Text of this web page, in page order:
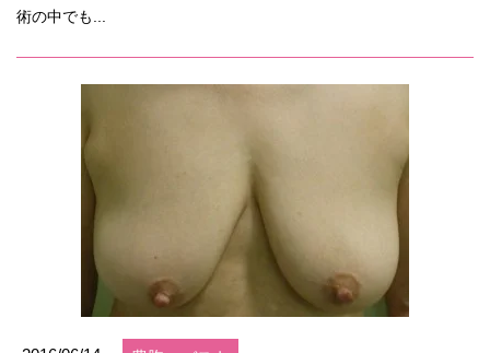
術の中でも...